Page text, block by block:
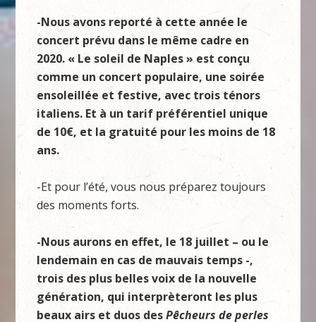
-Nous avons reporté à cette année le
concert prévu dans le même cadre en
2020. « Le soleil de Naples » est conçu
comme un concert populaire, une soirée
ensoleillée et festive, avec trois ténors
italiens. Et à un tarif préférentiel unique
de 10€, et la gratuité pour les moins de 18
ans.
-Et pour l’été, vous nous préparez toujours
des moments forts.
-Nous aurons en effet, le 18 juillet – ou le
lendemain en cas de mauvais temps -,
trois des plus belles voix de la nouvelle
génération, qui interprèteront les plus
beaux airs et duos desPêcheurs de perles